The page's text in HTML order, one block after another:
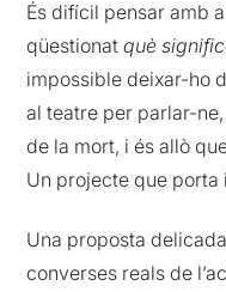
És difícil pensar amb
qüestionatquè
impossible deixar-ho
al teatre per parlar-
de la mort, i és allò
Un projecte que
Una proposta
converses reals de